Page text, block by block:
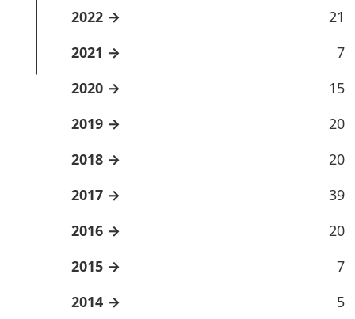
2022
21
2021
7
2020
15
2019
20
2018
20
2017
39
2016
20
2015
7
2014
5